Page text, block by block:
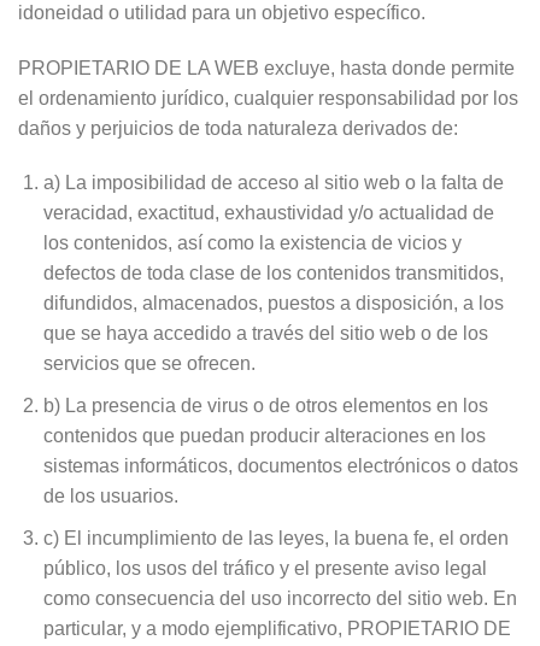
idoneidad o utilidad para un objetivo específico.
PROPIETARIO DE LA WEB excluye, hasta donde permite
el ordenamiento jurídico, cualquier responsabilidad por los
daños y perjuicios de toda naturaleza derivados de:
a) La imposibilidad de acceso al sitio web o la falta de
veracidad, exactitud, exhaustividad y/o actualidad de
los contenidos, así como la existencia de vicios y
defectos de toda clase de los contenidos transmitidos,
difundidos, almacenados, puestos a disposición, a los
que se haya accedido a través del sitio web o de los
servicios que se ofrecen.
b) La presencia de virus o de otros elementos en los
contenidos que puedan producir alteraciones en los
sistemas informáticos, documentos electrónicos o datos
de los usuarios.
c) El incumplimiento de las leyes, la buena fe, el orden
público, los usos del tráfico y el presente aviso legal
como consecuencia del uso incorrecto del sitio web. En
particular, y a modo ejemplificativo, PROPIETARIO DE